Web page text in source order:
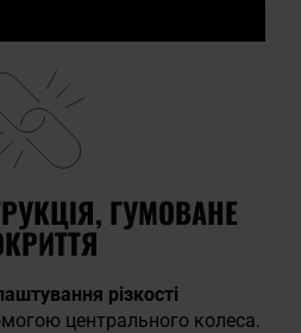
ГУМОВАНЕ
різкості
центрального колеса.